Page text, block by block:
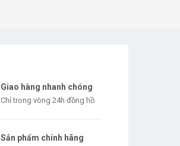
Giao hàng nhanh chóng
Chỉ trong vòng 24h đồng hồ
Sản phẩm chính hãng